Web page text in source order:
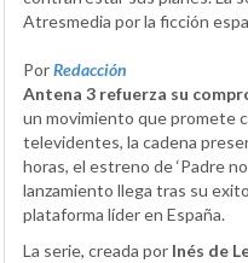
Atresmedia por la ficción
PorRedacción
Antena 3 refuerza su
un movimiento que promete
televidentes, la cadena
horas, el estreno de ‘Padre
lanzamiento llega tras su
plataforma líder en España.
La serie, creada por Inés de